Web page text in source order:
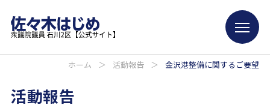
ホーム ＞ 活動報告 ＞ 金沢港整備に関するご要望
活動報告